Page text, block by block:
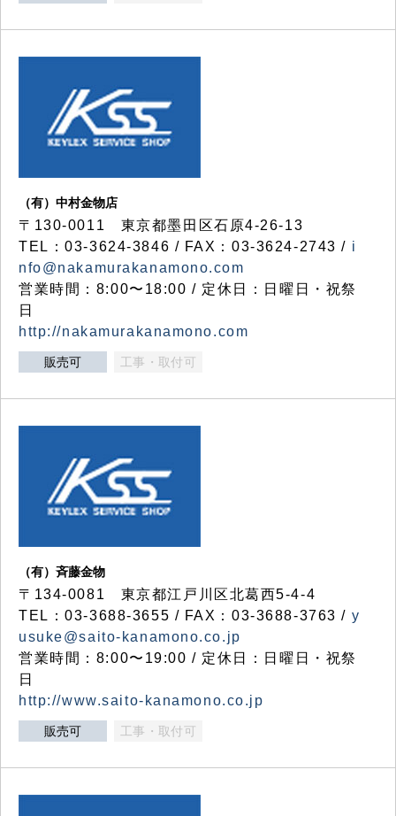
（有）中村金物店
〒130-0011 東京都墨田区石原4-26-13
TEL：03-3624-3846 / FAX：03-3624-2743 / i
nfo@nakamurakanamono.com
営業時間：8:00〜18:00 / 定休日：日曜日・祝祭
日
http://nakamurakanamono.com
販売可 工事・取付可
（有）斉藤金物
〒134-0081 東京都江戸川区北葛西5-4-4
TEL：03-3688-3655 / FAX：03-3688-3763 / y
usuke@saito-kanamono.co.jp
営業時間：8:00〜19:00 / 定休日：日曜日・祝祭
日
http://www.saito-kanamono.co.jp
販売可 工事・取付可